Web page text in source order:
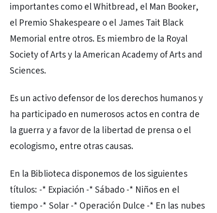
importantes como el Whitbread, el Man Booker,
el Premio Shakespeare o el James Tait Black
Memorial entre otros. Es miembro de la Royal
Society of Arts y la American Academy of Arts and
Sciences.
Es un activo defensor de los derechos humanos y
ha participado en numerosos actos en contra de
la guerra y a favor de la libertad de prensa o el
ecologismo, entre otras causas.
En la Biblioteca disponemos de los siguientes
títulos: -* Expiación -* Sábado -* Niños en el
tiempo -* Solar -* Operación Dulce -* En las nubes